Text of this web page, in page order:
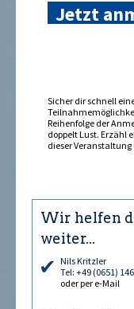
Jetzt
Sicher dir schnell
Reihenfolge der
doppelt Lust. Erzähl
dieser
Wir helfen
weiter...
Nils Kritzler
Tel: +49 (0651)
oder per e-Mail